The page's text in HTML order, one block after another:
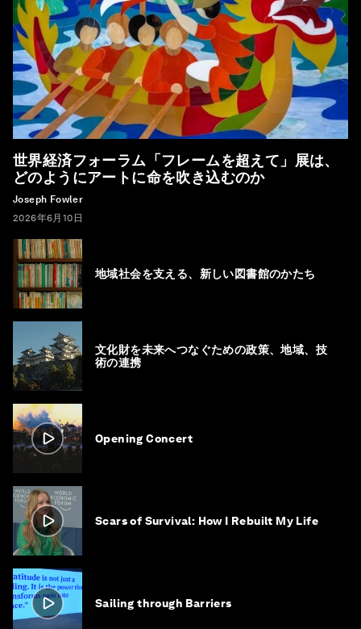
世界経済フォーラム「フレームを超えて」展は、
どのようにアートに命を吹き込むのか
Joseph Fowler
2026年6月10日
地域社会を支える、新しい図書館のかたち
文化財を未来へつなぐための政策、地域、技
術の連携
Opening Concert
Scars of Survival: How I Rebuilt My Life
Sailing through Barriers